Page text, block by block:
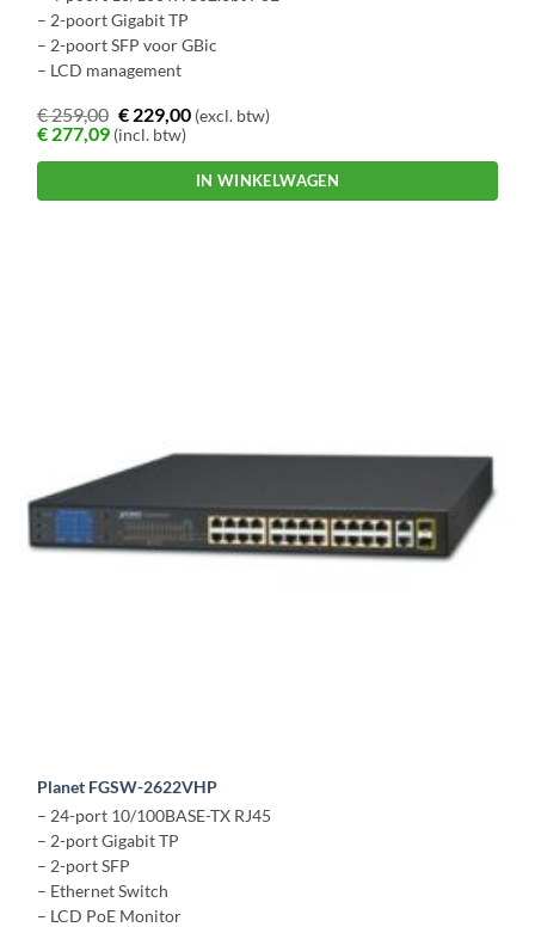
– 2-poort Gigabit TP
– 2-poort SFP voor GBic
– LCD management
€259,00 €229,00(excl. btw)
€ 277,09 (incl. btw)
IN WINKELWAGEN
Planet FGSW-2622VHP
– 24-port 10/100BASE-TX RJ45
– 2-port Gigabit TP
– 2-port SFP
– Ethernet Switch
– LCD PoE Monitor